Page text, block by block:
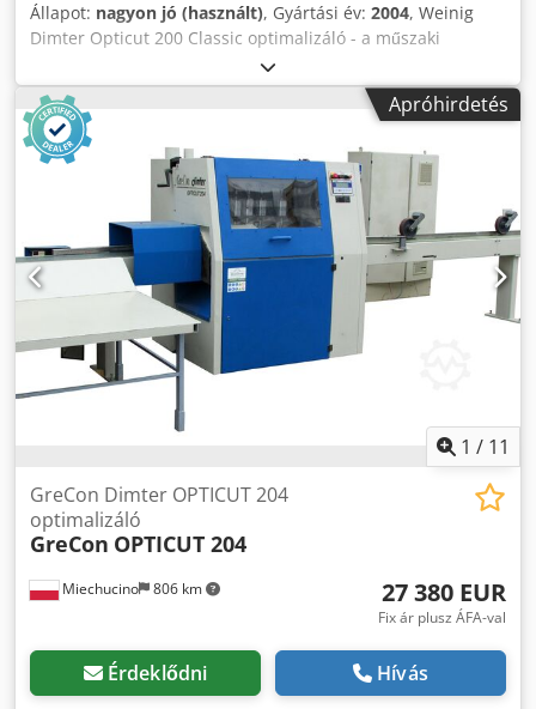
Állapot: nagyon jó (használt), Gyártási év: 2004, Weinig
Dimter Opticut 200 Classic optimalizáló - a műszaki
felülvizsgálat után - 2004-es gyártási év - megfelelőségi
nyilatkozat, DTR - német gyártás MŰSZAKI PARAMÉTEREK:
min./max. az elem belépési hossza 800/3500 mm
min./max. az elem belépési szélessége 80/200 mm
min./max. elem bemeneti vastagsága 12/80 mm fafaj
kemény / lágy szaggatott vágás fa osztályozás max.
előtolási sebesség 120 m / perc gyorsulás 5 m / s fűrészlap
átmérő fi 500 mm fűrész furat átmérő 30 mm fűrész orsó
sebesség 4600 U / perc 1 ciklus időtartama 0,7 - 1,2 mp
motoros szállítószalag a bejáratnál és egy jelölő állomás
oldalsó asztalokkal két jelölőhöz szállítószalag teljes
teljesítmény 15 kW hosszmérés - fluoreszcens kamera 3
minőségű vevőállomáshoz - szállítószalag teljes
optimalizálás teljes hossza 8300 mm csonka átmérő 80 és
120 mm OptiCom közvetlen vezérlésű tápegység 400 V / 50
Apróhirdetés
1 / 11
Miechucino 806 km
GreCon Dimter OPTICUT 204
optimalizáló
GreCon OPTICUT 204
27 380 EUR
Fix ár plusz ÁFA-val
Érdeklődni Hívás